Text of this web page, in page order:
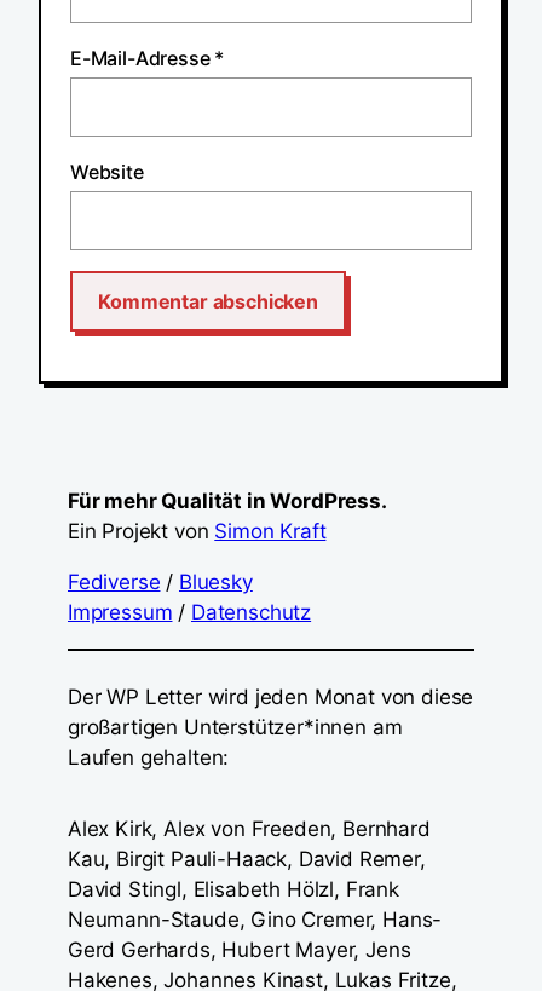
E-Mail-Adresse *
Website
Für mehr Qualität in WordPress.
Ein Projekt von Simon Kraft
Fediverse / Bluesky
Impressum / Datenschutz
Der WP Letter wird jeden Monat von diese
großartigen Unterstützer*innen am
Laufen gehalten:
Alex Kirk, Alex von Freeden, Bernhard
Kau, Birgit Pauli-Haack, David Remer,
David Stingl, Elisabeth Hölzl, Frank
Neumann-Staude, Gino Cremer, Hans-
Gerd Gerhards, Hubert Mayer, Jens
Hakenes, Johannes Kinast, Lukas Fritze,